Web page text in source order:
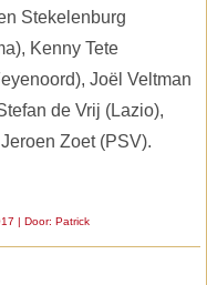
Stekelenburg
Kenny Tete
Joël Veltman
de Vrij (Lazio),
Zoet (PSV).
| Door: Patrick